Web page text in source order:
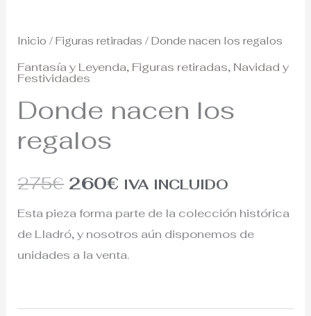
Inicio /Figuras retiradas / Donde nacen los regalos
Fantasía y Leyenda, Figuras retiradas, Navidad y
Festividades
Donde nacen los
regalos
275€ 260€ IVA INCLUIDO
Esta pieza forma parte de la colección histórica
de Lladró, y nosotros aún disponemos de
unidades a la venta.